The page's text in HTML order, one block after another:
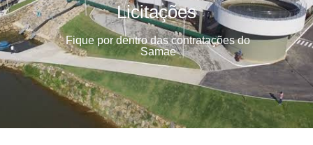
Licitações
Fique por dentro das contratações do
Samae